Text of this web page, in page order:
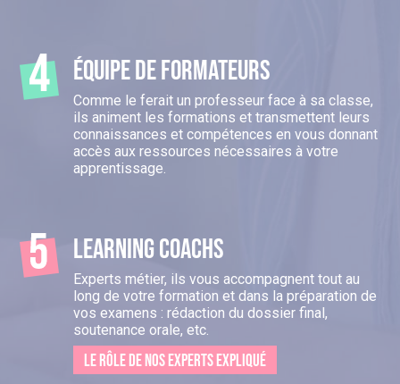
ÉQUIPE DE FORMATEURS
Comme le ferait un professeur face à sa classe,
ils animent les formations et transmettent leurs
connaissances et compétences en vous donnant
accès aux ressources nécessaires à votre
apprentissage.
LEARNING COACHS
Experts métier, ils vous accompagnent tout au
long de votre formation et dans la préparation de
vos examens : rédaction du dossier final,
soutenance orale, etc.
LE RÔLE DE NOS EXPERTS EXPLIQUÉ